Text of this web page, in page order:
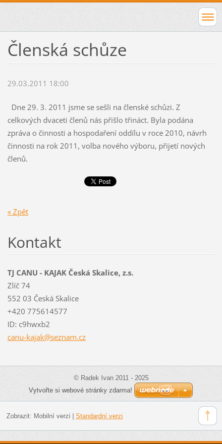
Členská schůze
29.03.2011 18:00
Dne 29. 3. 2011 jsme se sešli na členské schůzi. Z
celkových dvaceti členů nás přišlo třináct. Byla podána
zpráva o činnosti a hospodaření oddílu v roce 2010, návrh
činnosti na rok 2011, volba nového výboru, přijetí nových
členů.
« Zpět
Kontakt
TJ CANU - KAJAK Česká Skalice, z.s.
Zlíč 74
552 03 Česká Skalice
+420 775614577
ID: c9hwxb2
canu-kajak@seznam.cz
© Radek Ivan 2011 - 2025
Vytvořte si webové stránky zdarma!
Zobrazit: Mobilní verzi Standardní verzi